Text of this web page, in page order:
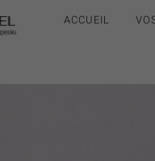
ACCUEIL